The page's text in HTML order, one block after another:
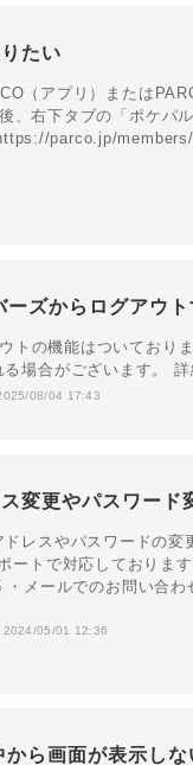
たい
（アプリ）または
、右下タブの「ポケパ
parco.jp/
ズからログアウト
トの機能はついており
る場合がございます。
08/04 17:43
変更やパスワード
レスやパスワードの
トで対応しておりま
・メールでのお問い合
2024/05/01 12:36
ら画面が表示し